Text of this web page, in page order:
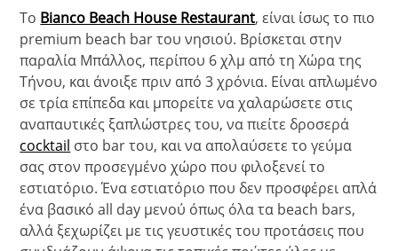
Το Bianco Beach House Restaurant, είναι ίσως το πιο
premium beach bar του νησιού. Βρίσκεται στην
παραλία Μπάλλος, περίπου 6 χλμ από τη Χώρα της
Τήνου, και άνοιξε πριν από 3 χρόνια. Είναι απλωμένο
σε τρία επίπεδα και μπορείτε να χαλαρώσετε στις
αναπαυτικές ξαπλώστρες του, να πιείτε δροσερά
cocktail στο bar του, και να απολαύσετε το γεύμα
σας στον προσεγμένο χώρο που φιλοξενεί το
εστιατόριο. Ένα εστιατόριο που δεν προσφέρει απλά
ένα βασικό all day μενού όπως όλα τα beach bars,
αλλά ξεχωρίζει με τις γευστικές του προτάσεις που